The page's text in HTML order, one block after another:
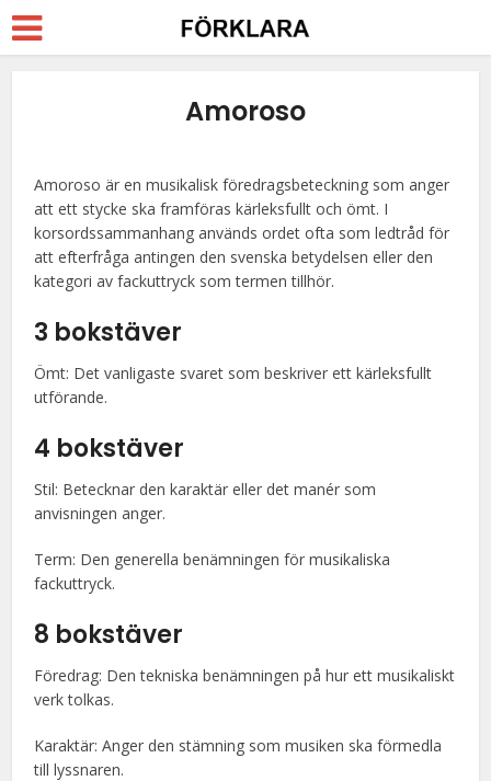
Amoroso
Amoroso är en musikalisk föredragsbeteckning som anger
att ett stycke ska framföras kärleksfullt och ömt. I
korsordssammanhang används ordet ofta som ledtråd för
att efterfråga antingen den svenska betydelsen eller den
kategori av fackuttryck som termen tillhör.
3 bokstäver
Ömt: Det vanligaste svaret som beskriver ett kärleksfullt
utförande.
4 bokstäver
Stil: Betecknar den karaktär eller det manér som
anvisningen anger.
Term: Den generella benämningen för musikaliska
fackuttryck.
8 bokstäver
Föredrag: Den tekniska benämningen på hur ett musikaliskt
verk tolkas.
Karaktär: Anger den stämning som musiken ska förmedla
till lyssnaren.